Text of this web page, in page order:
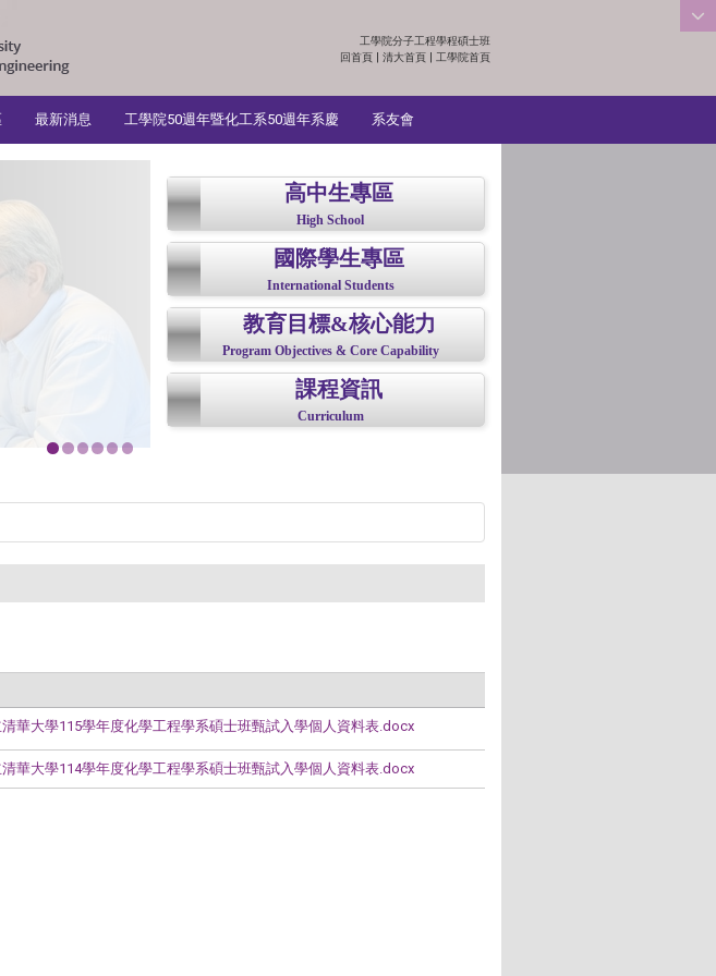
:::
工學院分子工程學程碩士班
回首頁 | 清大首頁 | 工學院首頁
最新消息 工學院50週年暨化工系50週年系慶 系友會
高中生專區
High School
國際學生專區
International Students
教育目標&核心能力
Program Objectives & Core Capability
課程資訊
Curriculum
華大學115學年度化學工程學系碩士班甄試入學個人資料表.docx
華大學114學年度化學工程學系碩士班甄試入學個人資料表.docx